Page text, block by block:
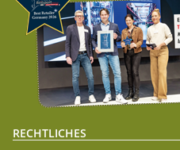
RECHTLICHES